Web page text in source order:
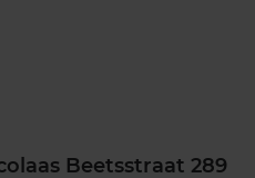
Beetsstraat 289